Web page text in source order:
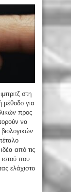
στη
μέθοδο για
προς
να
από τις
ιστού που
ελάχιστο